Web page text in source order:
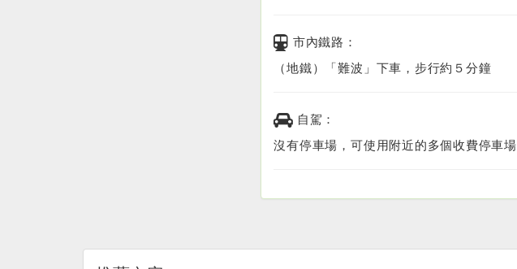
市內鐵路：
（地鐵）「難波」下車，步行約５分鐘
自駕：
沒有停車場，可使用附近的多個收費停車場